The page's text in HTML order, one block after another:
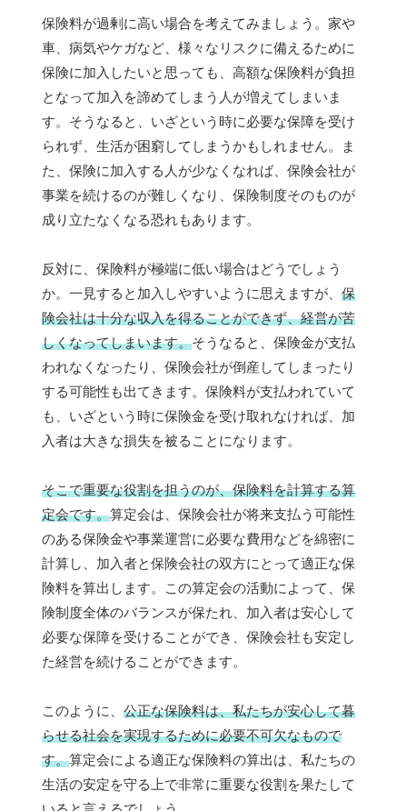
保険料が過剰に高い場合を考えてみましょう。家や
車、病気やケガなど、様々なリスクに備えるために
保険に加入したいと思っても、高額な保険料が負担
となって加入を諦めてしまう人が増えてしまいま
す。そうなると、いざという時に必要な保障を受け
られず、生活が困窮してしまうかもしれません。ま
た、保険に加入する人が少なくなれば、保険会社が
事業を続けるのが難しくなり、保険制度そのものが
成り立たなくなる恐れもあります。
反対に、保険料が極端に低い場合はどうでしょう
か。一見すると加入しやすいように思えますが、 保
険会社は十分な収入を得ることができず、経営が苦
しくなってしまいます。そうなると、保険金が支払
われなくなったり、保険会社が倒産してしまったり
する可能性も出てきます。保険料が支払われていて
も、いざという時に保険金を受け取れなければ、加
入者は大きな損失を被ることになります。
そこで重要な役割を担うのが、保険料を計算する算
定会です。算定会は、保険会社が将来支払う可能性
のある保険金や事業運営に必要な費用などを綿密に
計算し、加入者と保険会社の双方にとって適正な保
険料を算出します。この算定会の活動によって、保
険制度全体のバランスが保たれ、加入者は安心して
必要な保障を受けることができ、保険会社も安定し
た経営を続けることができます。
このように、 公正な保険料は、私たちが安心して暮
らせる社会を実現するために必要不可欠なもので
す。算定会による適正な保険料の算出は、私たちの
生活の安定を守る上で非常に重要な役割を果たして